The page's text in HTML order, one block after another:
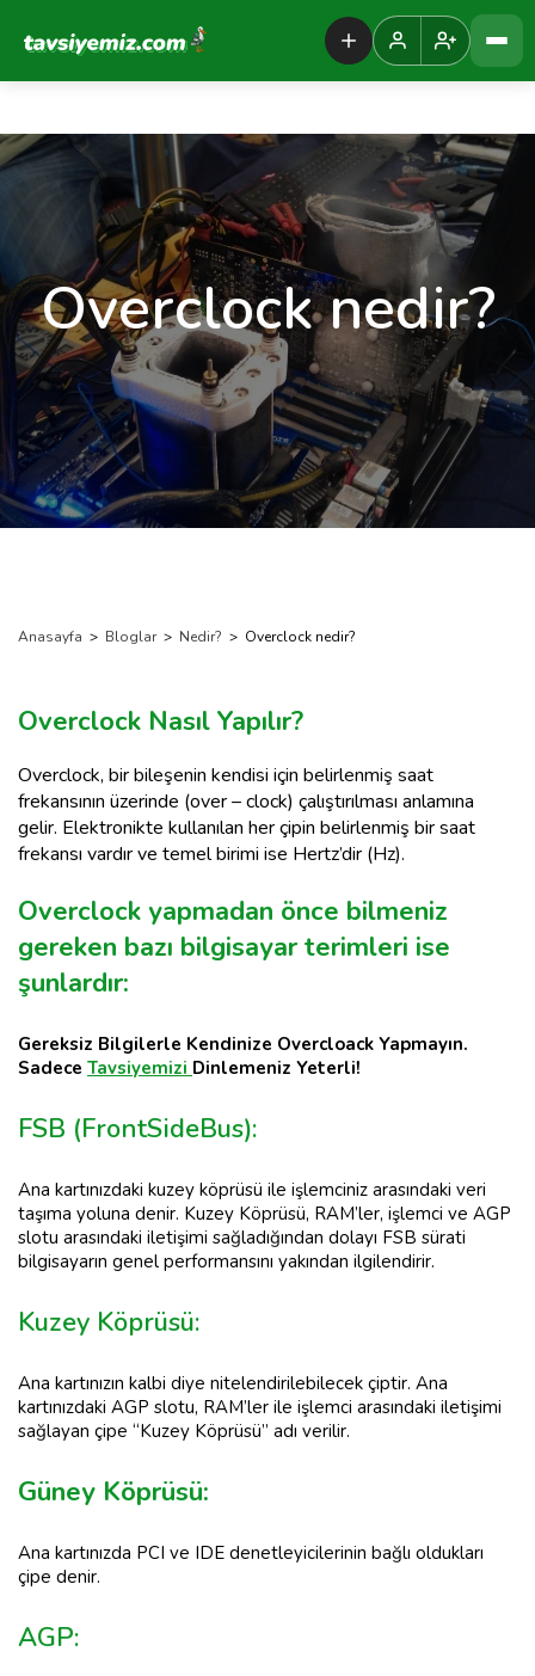
Tavsiyemiz Anasayfa
Overclock nedir?
Anasayfa > Bloglar > Nedir? > Overclock nedir?
Overclock Nasıl Yapılır?
Overclock, bir bileşenin kendisi için belirlenmiş saat
frekansının üzerinde (over – clock) çalıştırılması anlamına
gelir. Elektronikte kullanılan her çipin belirlenmiş bir saat
frekansı vardır ve temel birimi ise Hertz’dir (Hz).
Overclock yapmadan önce bilmeniz
gereken bazı bilgisayar terimleri ise
şunlardır:
Gereksiz Bilgilerle Kendinize Overcloack Yapmayın.
Sadece Tavsiyemizi Dinlemeniz Yeterli!
FSB (FrontSideBus):
Ana kartınızdaki kuzey köprüsü ile işlemciniz arasındaki veri
taşıma yoluna denir. Kuzey Köprüsü, RAM’ler, işlemci ve AGP
slotu arasındaki iletişimi sağladığından dolayı FSB sürati
bilgisayarın genel performansını yakından ilgilendirir.
Kuzey Köprüsü:
Ana kartınızın kalbi diye nitelendirilebilecek çiptir. Ana
kartınızdaki AGP slotu, RAM’ler ile işlemci arasındaki iletişimi
sağlayan çipe “Kuzey Köprüsü” adı verilir.
Güney Köprüsü:
Ana kartınızda PCI ve IDE denetleyicilerinin bağlı oldukları
çipe denir.
AGP: